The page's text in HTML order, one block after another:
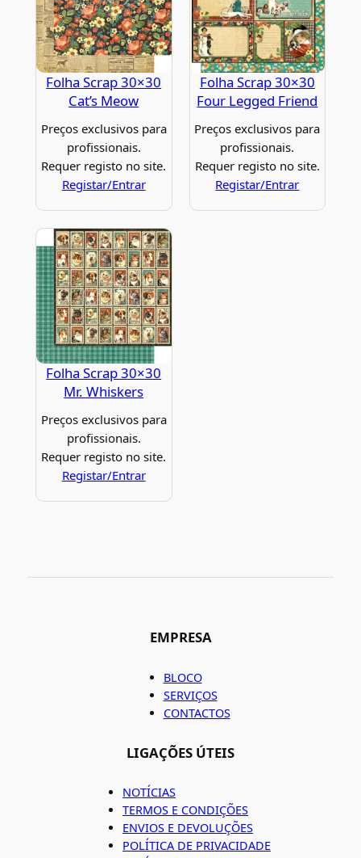
Folha Scrap 30×30
Cat’s Meow
Preços exclusivos para
profissionais.
Requer registo no site.
Registar/Entrar
Folha Scrap 30×30
Four Legged Friend
Preços exclusivos para
profissionais.
Requer registo no site.
Registar/Entrar
Folha Scrap 30×30
Mr. Whiskers
Preços exclusivos para
profissionais.
Requer registo no site.
Registar/Entrar
EMPRESA
BLOCO
SERVIÇOS
CONTACTOS
LIGAÇÕES ÚTEIS
NOTÍCIAS
TERMOS E CONDIÇÕES
ENVIOS E DEVOLUÇÕES
POLÍTICA DE PRIVACIDADE